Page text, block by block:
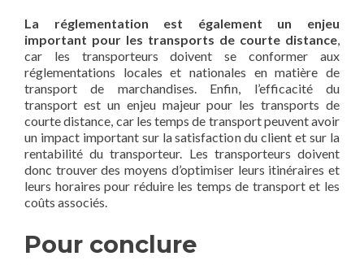
La réglementation est également un enjeu
important pour les transports de courte distance
car les transporteurs doivent se conformer aux
réglementations locales et nationales en matière de
transport de marchandises. Enfin, l’efficacité du
transport est un enjeu majeur pour les transports de
courte distance, car les temps de transport peuvent avoir
un impact important sur la satisfaction du client et sur la
rentabilité du transporteur. Les transporteurs doivent
donc trouver des moyens d’optimiser leurs itinéraires et
leurs horaires pour réduire les temps de transport et les
coûts associés.
Pour conclure